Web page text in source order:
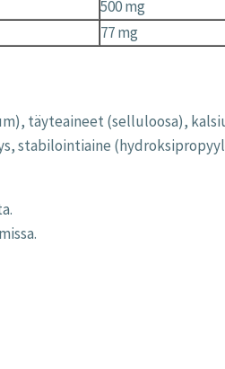
500 mg
77 mg
täyteaineet (selluloosa),
stabilointiaine